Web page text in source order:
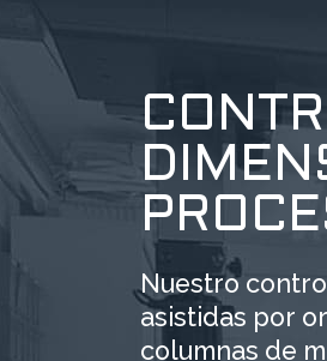
Nuestro
asistidas por
columnas de